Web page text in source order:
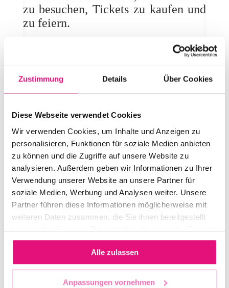
Zustimmung Details Über Cookies
Diese Webseite verwendet Cookies
Wir verwenden Cookies, um Inhalte und Anzeigen zu
personalisieren, Funktionen für soziale Medien anbieten
zu können und die Zugriffe auf unsere Website zu
analysieren. Außerdem geben wir Informationen zu Ihrer
Verwendung unserer Website an unsere Partner für
soziale Medien, Werbung und Analysen weiter. Unsere
Partner führen diese Informationen möglicherweise mit
weiteren Daten zusammen, die Sie ihnen bereitgestellt
haben oder die sie im Rahmen Ihrer Nutzung der Dienste
gesammelt haben.
Alle zulassen
Anpassungen vornehmen
zu besuchen, Tickets zu kaufen und
zu feiern.
House of Pride – The only
official Berlin Pride Main
7 Areas, Indoor & Outdoor
5 Musik-Genres
3500+ Gäste
DJs und Künstler:innen:
TBA
TICKETS